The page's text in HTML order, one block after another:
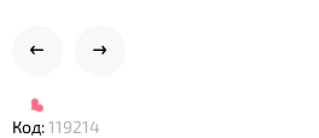
Код:119214